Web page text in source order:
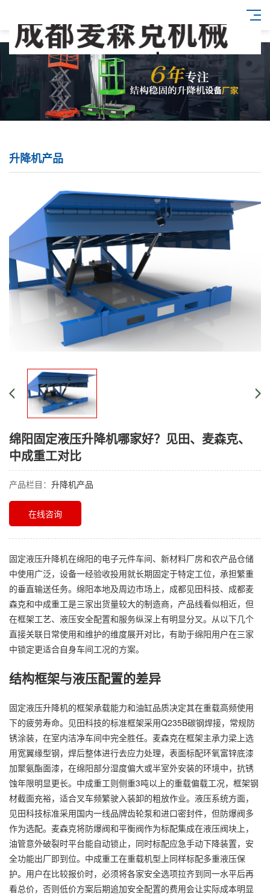
升降机产品
绵阳固定液压升降机哪家好？见田、麦森克、
中成重工对比
产品栏目： 升降机产品
在线咨询
固定液压升降机在绵阳的电子元件车间、新材料厂房和农产品仓储
中使用广泛，设备一经验收投用就长期固定于特定工位，承担繁重
的垂直输送任务。绵阳本地及周边市场上，成都见田科技、成都麦
森克和中成重工是三家出货量较大的制造商，产品线看似相近，但
在框架工艺、液压安全配置和服务纵深上有明显分叉。从以下几个
直接关联日常使用和维护的维度展开对比，有助于绵阳用户在三家
中锁定更适合自身车间工况的方案。
结构框架与液压配置的差异
固定液压升降机的框架承载能力和油缸品质决定其在重载高频使用
下的疲劳寿命。见田科技的标准框架采用Q235B碳钢焊接，常规防
锈涂装，在室内洁净车间中完全胜任。麦森克在框架主承力梁上选
用宽翼缘型钢，焊后整体进行去应力处理，表面标配环氧富锌底漆
加聚氨酯面漆，在绵阳部分湿度偏大或半室外安装的环境中，抗锈
蚀年限明显更长。中成重工则侧重3吨以上的重载偏载工况，框架钢
材截面充裕，适合叉车频繁驶入装卸的粗放作业。液压系统方面，
见田科技标准采用国内一线品牌齿轮泵和进口密封件，但防爆阀多
作为选配。麦森克将防爆阀和平衡阀作为标配集成在液压阀块上，
油管意外破裂时平台能自动锁止，同时标配应急手动下降装置，安
全功能出厂即到位。中成重工在重载机型上同样标配多重液压保
护。用户在比较报价时，必须将各家安全选项拉齐到同一水平后再
看总价，否则低价方案后期追加安全配置的费用会让实际成本明显